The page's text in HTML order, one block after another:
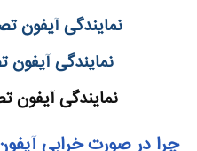
نمایندگی آیفون
نمایندگی
نمایندگی آیفون
چرا در صورت خرابی